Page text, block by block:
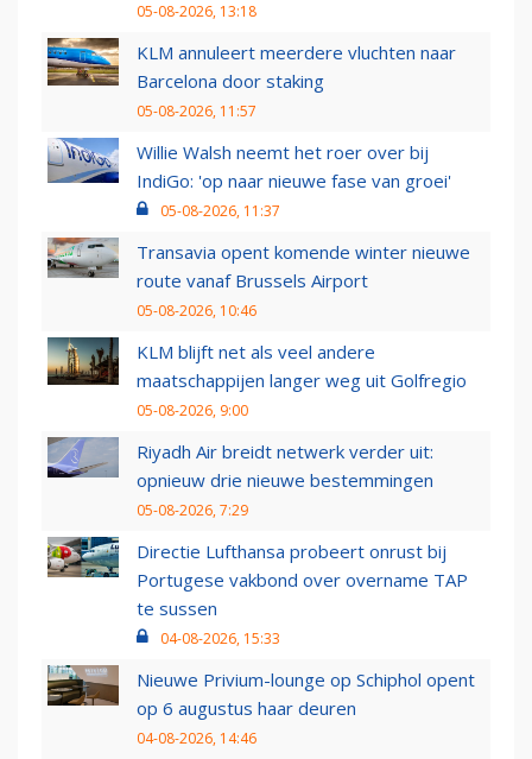
05-08-2026, 13:18
KLM annuleert meerdere vluchten naar
Barcelona door staking
05-08-2026, 11:57
Willie Walsh neemt het roer over bij
IndiGo: 'op naar nieuwe fase van groei'
05-08-2026, 11:37
Transavia opent komende winter nieuwe
route vanaf Brussels Airport
05-08-2026, 10:46
KLM blijft net als veel andere
maatschappijen langer weg uit Golfregio
05-08-2026, 9:00
Riyadh Air breidt netwerk verder uit:
opnieuw drie nieuwe bestemmingen
05-08-2026, 7:29
Directie Lufthansa probeert onrust bij
Portugese vakbond over overname TAP
te sussen
04-08-2026, 15:33
Nieuwe Privium-lounge op Schiphol opent
op 6 augustus haar deuren
04-08-2026, 14:46